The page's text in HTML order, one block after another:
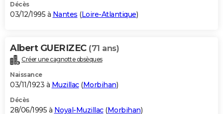
Décès
03/12/1995 à Nantes (Loire-Atlantique)
Albert GUERIZEC (71 ans)
Créer une cagnotte obsèques
Naissance
03/11/1923 à Muzillac(Morbihan)
Décès
28/06/1995 à Noyal-Muzillac(Morbihan)